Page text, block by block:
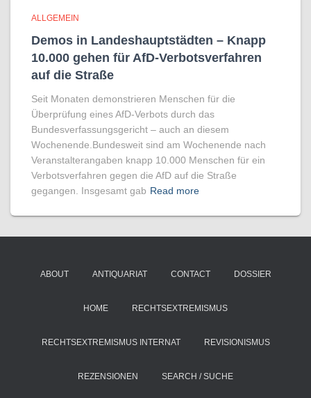
ALLGEMEIN
Demos in Landeshauptstädten – Knapp
10.000 gehen für AfD-Verbotsverfahren
auf die Straße
Seit Monaten demonstrieren Menschen für die
Überprüfung eines AfD-Verbots durch das
Bundesverfassungsgericht – auch an diesem
Wochenende.Bundesweit sind am Wochenende nach
Veranstalterangaben knapp 10.000 Menschen für ein
Verbotsverfahren gegen die AfD auf die Straße
gegangen. Insgesamt gab Read more
ABOUT ANTIQUARIAT CONTACT DOSSIER
HOME RECHTSEXTREMISMUS
RECHTSEXTREMISMUS INTERNAT REVISIONISMUS
REZENSIONEN SEARCH / SUCHE